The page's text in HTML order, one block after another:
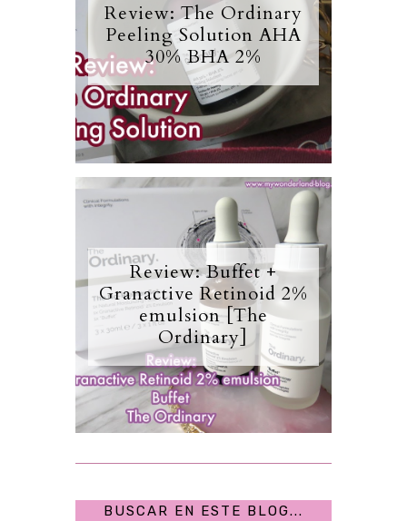
Review: The Ordinary
Peeling Solution AHA
30% BHA 2%
Review: Buffet +
Granactive Retinoid 2%
emulsion [The
Ordinary]
BUSCAR EN ESTE BLOG...